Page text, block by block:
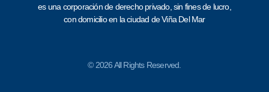
es una corporación de derecho privado, sin fines de lucro,
con domicilio en la ciudad de Viña Del Mar
© 2026 All Rights Reserved.